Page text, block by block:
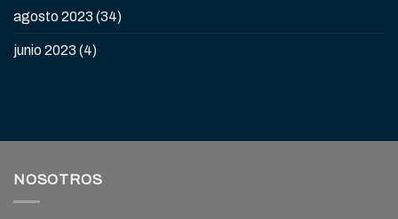
agosto 2023 (34)
junio 2023 (4)
NOSOTROS